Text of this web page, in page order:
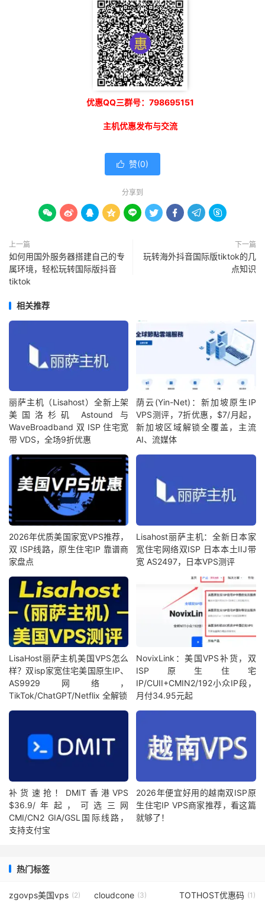
优惠QQ三群号：798695151
主机优惠发布与交流
 赞(0)
分享到
        
上一篇
如何用国外服务器搭建自己的专
属环境，轻松玩转国际版抖音
tiktok
下一篇
玩转海外抖音国际版tiktok的几
点知识
相关推荐
丽萨主机（Lisahost）全新上架
美国洛杉矶 Astound 与
WaveBroadband 双 ISP 住宅宽
带 VDS，全场9折优惠
荫云(Yin-Net)：新加坡原生IP
VPS测评，7折优惠，$7/月起，
新加坡区域解锁全覆盖，主流
AI、流媒体
2026年优质美国家宽VPS推荐，
双 ISP线路，原生住宅IP 靠谱商
家盘点
Lisahost丽萨主机：全新日本家
宽住宅网络双ISP 日本本土IIJ带
宽 AS2497，日本VPS测评
LisaHost丽萨主机美国VPS怎么
样？双isp家宽住宅美国原生IP、
AS9929网络，
TikTok/ChatGPT/Netflix 全解锁
NovixLink：美国VPS补货，双
ISP原生住宅
IP/CUII+CMIN2/192小众IP段，
月付34.95元起
补货速抢！DMIT香港VPS
$36.9/年起，可选三网
CMI/CN2 GIA/GSL国际线路，
支持支付宝
2026年便宜好用的越南双ISP原
生住宅IP VPS商家推荐，看这篇
就够了！
热门标签
zgovps美国vps (2) cloudcone (3) TOTHOST优惠码 (1)